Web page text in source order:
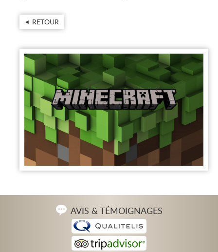
RETOUR
AVIS & TÉMOIGNAGES